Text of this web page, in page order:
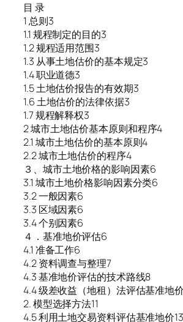
目 录
1 总则3
1.1 规程制定的目的3
1.2 规程适用范围3
1.3 从事土地估价的基本规定3
1.4 职业道德3
1.5 土地估价报告的有效期3
1.6 土地估价的法律依据3
1.7 规程解释权3
2 城市土地估价基本原则和程序4
2.1 城市土地估价的基本原则4
2.2 城市土地估价的程序4
３、城市土地价格的影响因素6
3.1 城市土地价格影响因素分类6
3.2 一般因素6
3.3 区域因素6
3.4 个别因素6
４．基准地价评估6
4.1 准备工作6
4.2 资料调查与整理7
4.3 基准地价评估的技术路线8
4.4 级差收益（地租）法评估基准地
2. 模型选择方法11
4.5 利用土地交易资料评估基准地价13